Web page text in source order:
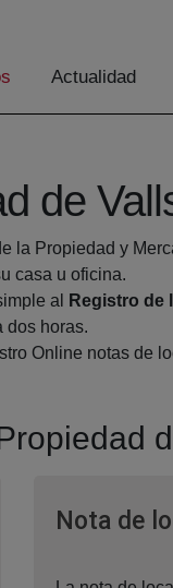
Actualidad
de
la Propiedad y
casa u oficina.
al
Registro de
dos horas.
Online notas de
Nota de